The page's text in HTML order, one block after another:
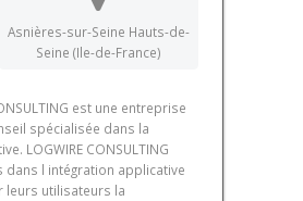
Asnières-sur-Seine Hauts-de-
Seine (Ile-de-France)
est une entreprise
spécialisée dans la
LOGWIRE CONSULTING
dans l intégration applicative
leurs utilisateurs la